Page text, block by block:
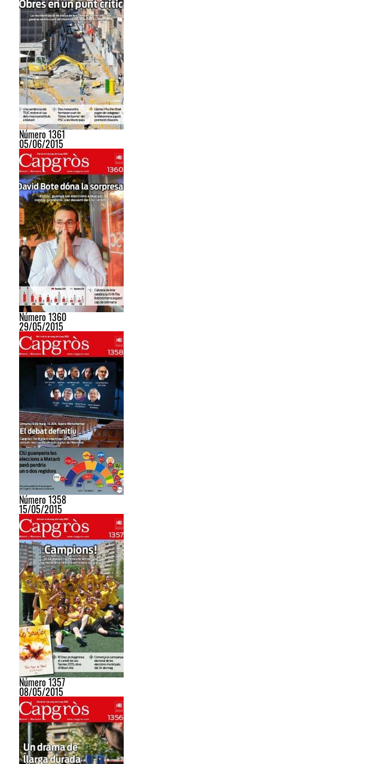
Número 1361
05/06/2015
Número 1360
29/05/2015
Número 1358
15/05/2015
Número 1357
08/05/2015